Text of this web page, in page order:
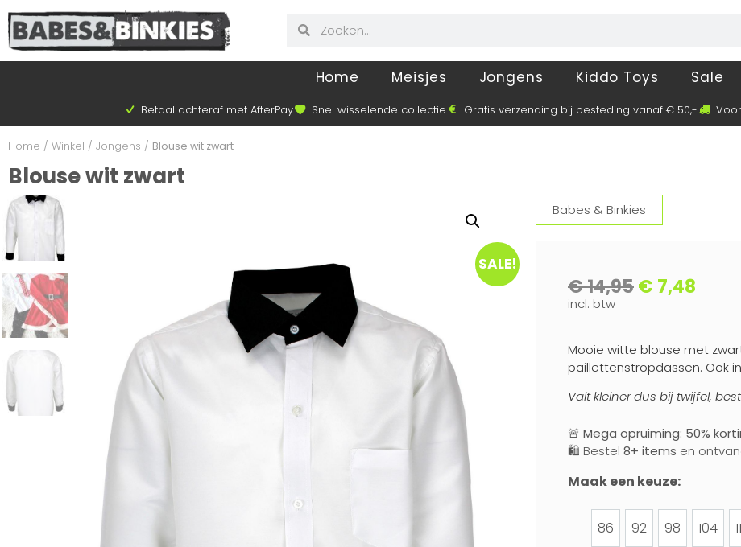
Home Meisjes Jongens Kiddo Toys Sale
Betaal achteraf met AfterPay Snel wisselende collectie Gratis verzending bij besteding vanaf € 50,-
Home / Winkel / Jongens / Blouse wit zwart
Blouse wit zwart
SALE!
Babes & Binkies
€14,95€ 7,48
incl. btw
Mooie witte blouse met
paillettenstropdassen. Ook
Valt kleiner dus bij twijfel,
🚨 Mega opruiming: 50%
🛍️ Bestel 8+ items en
Maak een keuze:
86
86
92
92
98
98
104
104